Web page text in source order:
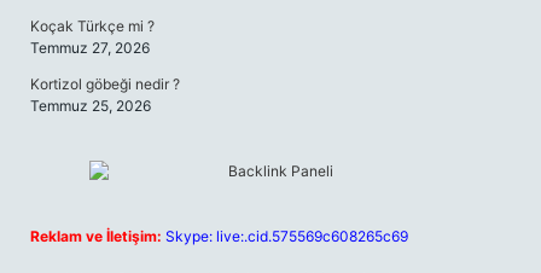
Koçak Türkçe mi ?
Temmuz 27, 2026
Kortizol göbeği nedir ?
Temmuz 25, 2026
Reklam ve İletişim: Skype: live:.cid.575569c608265c69